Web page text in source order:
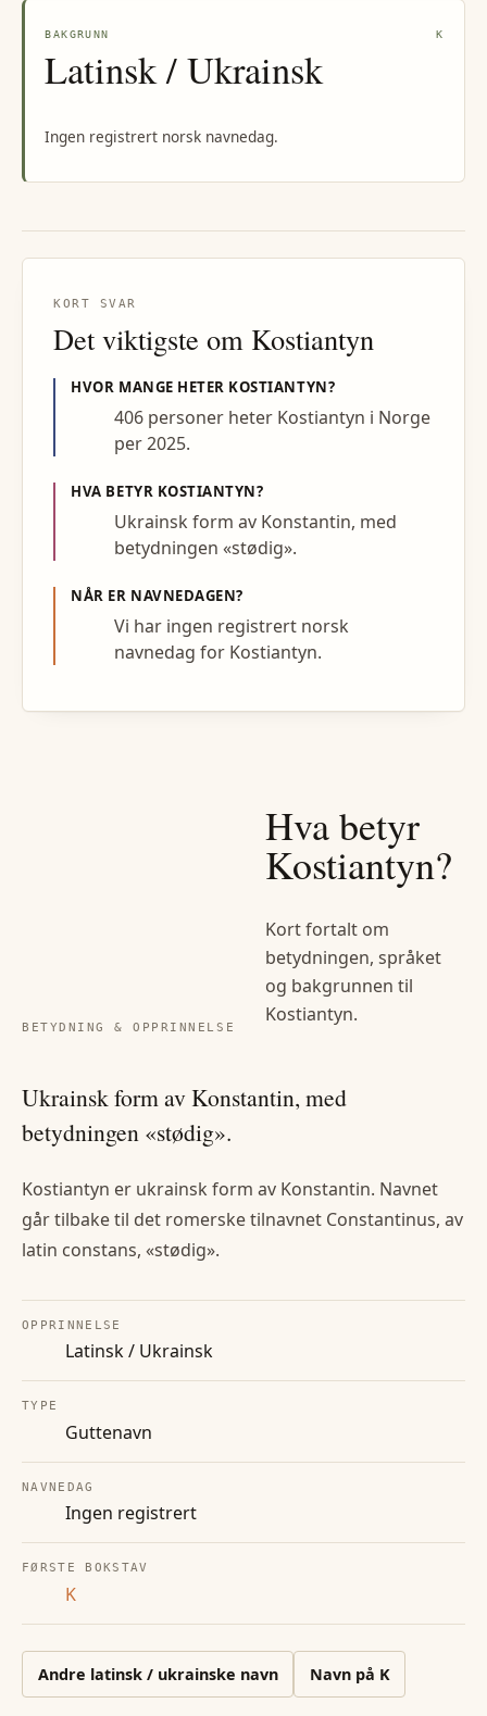
BAKGRUNN K
Latinsk / Ukrainsk
Ingen registrert norsk navnedag.
KORT SVAR
Det viktigste om Kostiantyn
HVOR MANGE HETER KOSTIANTYN?
406 personer heter Kostiantyn i Norge
per 2025.
HVA BETYR KOSTIANTYN?
Ukrainsk form av Konstantin, med
betydningen «stødig».
NÅR ER NAVNEDAGEN?
Vi har ingen registrert norsk
navnedag for Kostiantyn.
BETYDNING & OPPRINNELSE
Hva betyr
Kostiantyn?
Kort fortalt om
betydningen, språket
og bakgrunnen til
Kostiantyn.
Ukrainsk form av Konstantin, med
betydningen «stødig».
Kostiantyn er ukrainsk form av Konstantin. Navnet
går tilbake til det romerske tilnavnet Constantinus, av
latin constans, «stødig».
OPPRINNELSE
Latinsk / Ukrainsk
TYPE
Guttenavn
NAVNEDAG
Ingen registrert
FØRSTE BOKSTAV
K
Andre latinsk / ukrainske navn Navn på K